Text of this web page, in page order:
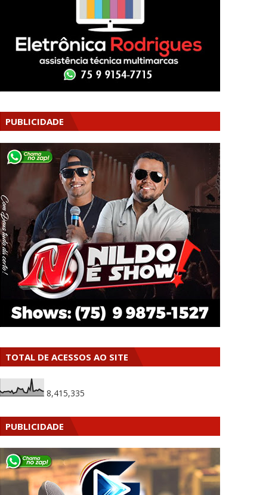
PUBLICIDADE
TOTAL DE ACESSOS AO SITE
8,415,335
PUBLICIDADE